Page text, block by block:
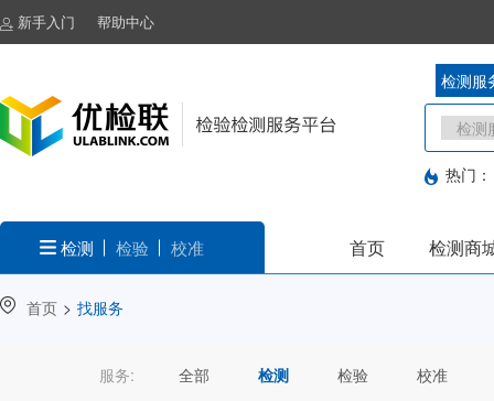
新手入门 帮助中心
检测服
热门：
检测 检验 校准 首页 检测商
首页 > 找服务
服务: 全部 检测 检验 校准